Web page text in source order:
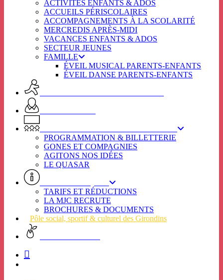
ACTIVITÉS ENFANTS & ADOS
ACCUEILS PÉRISCOLAIRES
ACCOMPAGNEMENTS À LA SCOLARITÉ
MERCREDIS APRÈS-MIDI
VACANCES ENFANTS & ADOS
SECTEUR JEUNES
FAMILLE
ÉVEIL MUSICAL PARENTS-ENFANTS
ÉVEIL DANSE PARENTS-ENFANTS
PROGRAMMATION & BILLETTERIE
GONES ET COMPAGNIES
AGITONS NOS IDÉES
LE QUASAR
TARIFS ET RÉDUCTIONS
LA MJC RECRUTE
BROCHURES & DOCUMENTS
Pôle social, sportif & culturel des Girondins